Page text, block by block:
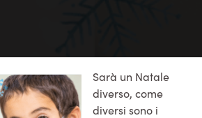
Sarà un Natale
diverso, come
diversi sono i